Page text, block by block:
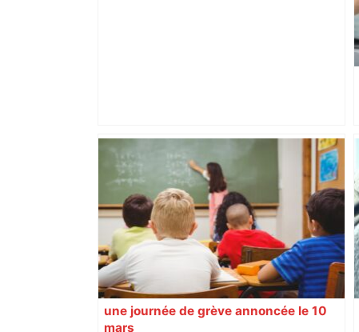
Top 14: comment Perpignan a une
nouvelle fois fait tomber Toulouse? –
RMC Sport
une journée de grève annoncée le 10
mars